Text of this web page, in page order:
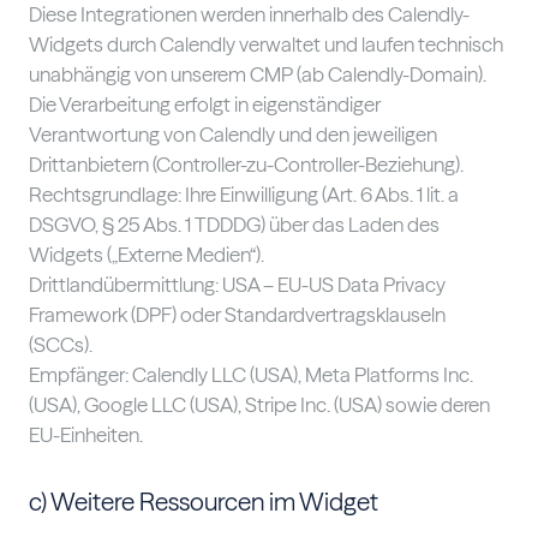
Diese Integrationen werden innerhalb des Calendly-
Widgets durch Calendly verwaltet und laufen technisch
unabhängig von unserem CMP (ab Calendly-Domain).
Die Verarbeitung erfolgt in eigenständiger
Verantwortung von Calendly und den jeweiligen
Drittanbietern (Controller-zu-Controller-Beziehung).
Rechtsgrundlage: Ihre Einwilligung (Art. 6 Abs. 1 lit. a
DSGVO, § 25 Abs. 1 TDDDG) über das Laden des
Widgets („Externe Medien“).
Drittlandübermittlung: USA – EU-US Data Privacy
Framework (DPF) oder Standardvertragsklauseln
(SCCs).
Empfänger: Calendly LLC (USA), Meta Platforms Inc.
(USA), Google LLC (USA), Stripe Inc. (USA) sowie deren
EU-Einheiten.
c) Weitere Ressourcen im Widget